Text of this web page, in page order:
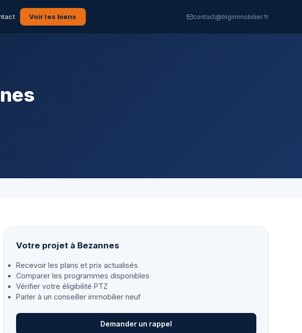
Voir les biens contact@blgimmobilier.fr
Votre projet à Bezannes
Recevoir les plans et prix actualisés
Comparer les programmes disponibles
Vérifier votre éligibilité PTZ
Parler à un conseiller immobilier neuf
Demander un rappel